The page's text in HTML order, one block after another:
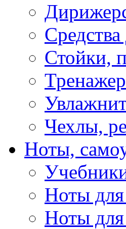
Стойки,
Чехлы,
Ноты,
Ноты
Ноты